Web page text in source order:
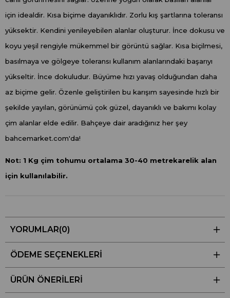
için idealdir. Kısa biçime dayanıklıdır. Zorlu kış şartlarına toleransı
yüksektir. Kendini yenileyebilen alanlar oluşturur. İnce dokusu ve
koyu yeşil rengiyle mükemmel bir görüntü sağlar. Kısa biçilmesi,
basılmaya ve gölgeye toleransı kullanım alanlarındaki başarıyı
yükseltir. İnce dokuludur. Büyüme hızı yavaş olduğundan daha
az biçime gelir. Özenle geliştirilen bu karışım sayesinde hızlı bir
şekilde yayılan, görünümü çok güzel, dayanıklı ve bakımı kolay
çim alanlar elde edilir. Bahçeye dair aradığınız her şey
bahcemarket.com'da!
Not: 1 Kg çim tohumu ortalama 30-40 metrekarelik alan
için kullanılabilir.
YORUMLAR(0)
ÖDEME SEÇENEKLERI
ÜRÜN ÖNERILERI